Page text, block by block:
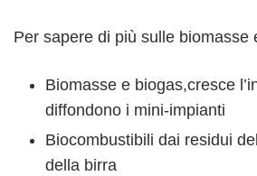
Per sapere di più sulle biomasse
Biomasse e biogas,cresce
diffondono i mini-impianti
Biocombustibili dai residui
della birra